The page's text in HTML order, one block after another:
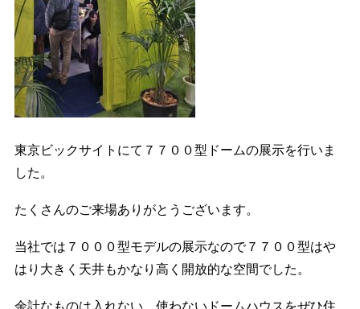
東京ビックサイトにて７７００型ドームの展示を行いま
した。
たくさんのご来場ありがとうございます。
当社では７０００型モデルの展示なので７７００型はや
はり大きく天井もかなり高く開放的な空間でした。